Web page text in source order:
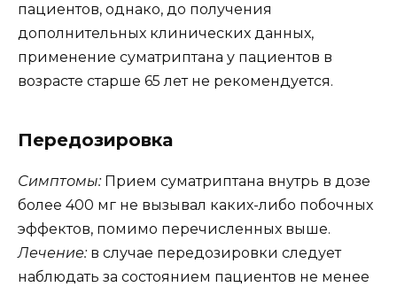
пациентов, однако, до получения
дополнительных клинических данных,
применение суматриптана у пациентов в
возрасте старше 65 лет не рекомендуется.
Передозировка
Симптомы:Прием суматриптана внутрь в дозе
более 400 мг не вызывал каких-либо побочных
эффектов, помимо перечисленных выше.
Лечение:в случае передозировки следует
наблюдать за состоянием пациентов не менее